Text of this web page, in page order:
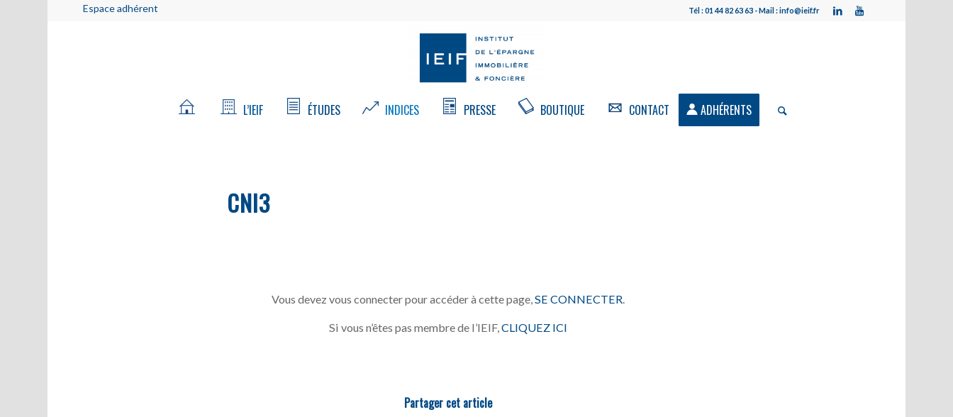
Espace adhérent Tél : 01 44 82 63 63 - Mail : info@ieif.fr
L’IEIF ÉTUDES INDICES PRESSE BOUTIQUE CONTACT ADHÉRENTS
CNI3
Vous devez vous connecter pour accéder à cette page, SE CONNECTER
Si vous n’êtes pas membre de l’IEIF,CLIQUEZ ICI
Partager cet article